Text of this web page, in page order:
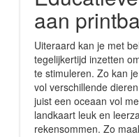
aan
Uiteraard kan je met
tegelijkertijd inzetten
te stimuleren. Zo kan
vol verschillende
juist een oceaan vol
landkaart leuk en
rekensommen. Zo